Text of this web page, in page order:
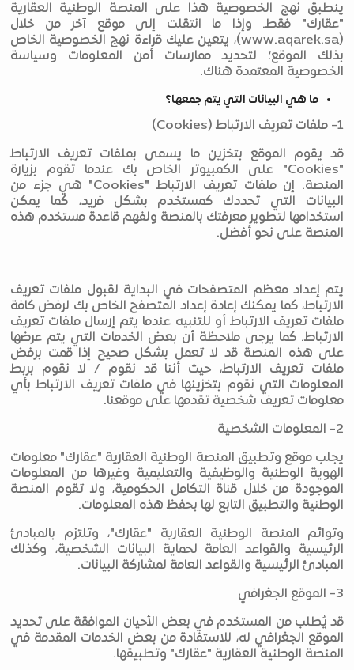
ينطبق نهج الخصوصية هذا على المنصة الوطنية العقارية
"عقارك" فقط. وإذا ما انتقلت إلى موقع آخر من خلال
(www.aqarek.sa)، يتعين عليك قراءة نهج الخصوصية الخاص
بذلك الموقع؛ لتحديد ممارسات أمن المعلومات وسياسة
الخصوصية المعتمدة هناك.
ما هي البيانات التي يتم جمعها؟
1- ملفات تعريف الارتباط (Cookies)
قد يقوم الموقع بتخزين ما يسمى بملفات تعريف الارتباط
"Cookies" على الكمبيوتر الخاص بك عندما تقوم بزيارة
المنصة. إن ملفات تعريف الارتباط "Cookies" هي جزء من
البيانات التي تحددك كمستخدم بشكل فريد، كما يمكن
استخدامها لتطوير معرفتك بالمنصة ولفهم قاعدة مستخدم هذه
المنصة على نحو أفضل.
يتم إعداد معظم المتصفحات في البداية لقبول ملفات تعريف
الارتباط، كما يمكنك إعادة إعداد المتصفح الخاص بك لرفض كافة
ملفات تعريف الارتباط أو للتنبيه عندما يتم إرسال ملفات تعريف
الارتباط. كما يرجى ملاحظة أن بعض الخدمات التي يتم عرضها
على هذه المنصة قد لا تعمل بشكل صحيح إذا قمت برفض
ملفات تعريف الارتباط، حيث أننا قد نقوم / لا نقوم بربط
المعلومات التي نقوم بتخزينها في ملفات تعريف الارتباط بأي
معلومات تعريف شخصية تقدمها على موقعنا.
2- المعلومات الشخصية
يجلب موقع وتطبيق المنصة الوطنية العقارية "عقارك" معلومات
الهوية الوطنية والوظيفية والتعليمية وغيرها من المعلومات
الموجودة من خلال قناة التكامل الحكومية، ولا تقوم المنصة
الوطنية والتطبيق التابع لها بحفظ هذه المعلومات.
وتوائم المنصة الوطنية العقارية "عقارك"، وتلتزم بالمبادئ
الرئيسية والقواعد العامة لحماية البيانات الشخصية، وكذلك
المبادئ الرئيسية والقواعد العامة لمشاركة البيانات.
3- الموقع الجغرافي
قد يُطلب من المستخدم في بعض الأحيان الموافقة على تحديد
الموقع الجغرافي له، للاستفادة من بعض الخدمات المقدمة في
المنصة الوطنية العقارية "عقارك" وتطبيقها.